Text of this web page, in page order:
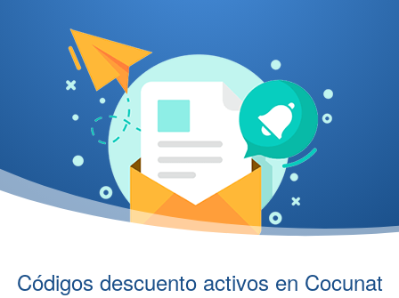
Códigos descuento activos en Cocunat